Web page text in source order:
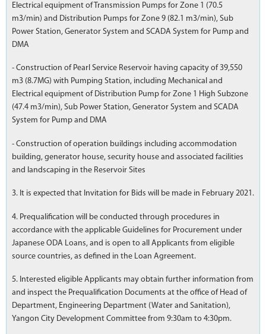
Electrical equipment of Transmission Pumps for Zone 1 (70.5
m3/min) and Distribution Pumps for Zone 9 (82.1 m3/min), Sub
Power Station, Generator System and SCADA System for Pump and
DMA
- Construction of Pearl Service Reservoir having capacity of 39,550
m3 (8.7MG) with Pumping Station, including Mechanical and
Electrical equipment of Distribution Pump for Zone 1 High Subzone
(47.4 m3/min), Sub Power Station, Generator System and SCADA
System for Pump and DMA
- Construction of operation buildings including accommodation
building, generator house, security house and associated facilities
and landscaping in the Reservoir Sites
3. It is expected that Invitation for Bids will be made in February 2021.
4. Prequalification will be conducted through procedures in
accordance with the applicable Guidelines for Procurement under
Japanese ODA Loans, and is open to all Applicants from eligible
source countries, as defined in the Loan Agreement.
5. Interested eligible Applicants may obtain further information from
and inspect the Prequalification Documents at the office of Head of
Department, Engineering Department (Water and Sanitation),
Yangon City Development Committee from 9:30am to 4:30pm.